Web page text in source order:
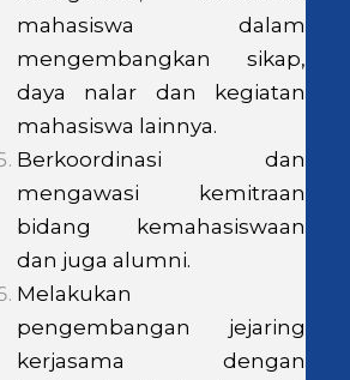
mahasiswa dalam
mengembangkan sikap,
daya nalar dan kegiatan
mahasiswa lainnya.
Berkoordinasi dan
mengawasi kemitraan
bidang kemahasiswaan
dan juga alumni.
Melakukan
pengembangan jejaring
kerjasama dengan